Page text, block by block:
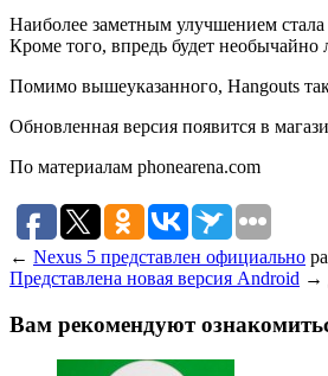
Наиболее заметным улучшением
Кроме того, впредь будет
Помимо вышеуказанного, Hangouts
Обновленная версия появится в
По материалам phonearena.com
← Nexus 5 представлен официально
Представлена новая версия Android →
Вам рекомендуют